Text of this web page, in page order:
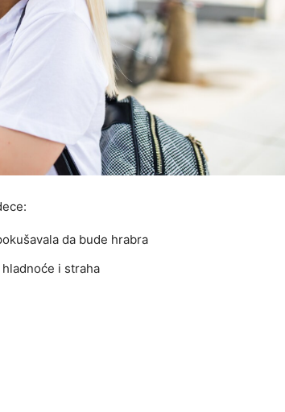
da bude hrabra
i straha